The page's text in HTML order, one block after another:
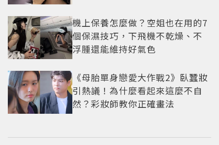
機上保養怎麼做？空姐也在用的7
個保濕技巧，下飛機不乾燥、不
浮腫還能維持好氣色
《母胎單身戀愛大作戰2》臥蠶妝
引熱議！為什麼看起來這麼不自
然？彩妝師教你正確畫法